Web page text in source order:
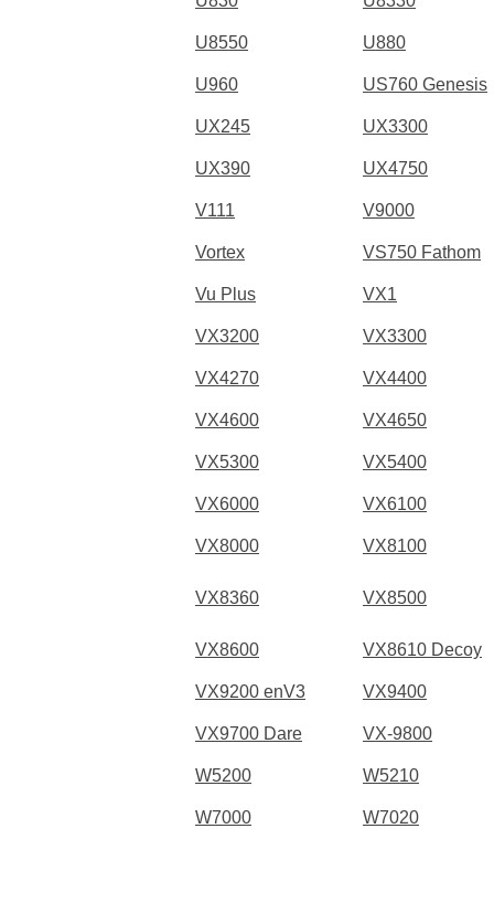
U8550 U880
U960 US760 Genesis
UX245 UX3300
UX390 UX4750
V111 V9000
Vortex VS750 Fathom
Vu Plus VX1
VX3200 VX3300
VX4270 VX4400
VX4600 VX4650
VX5300 VX5400
VX6000 VX6100
VX8000 VX8100
VX8360 VX8500
VX8600 VX8610 Decoy
VX9200 enV3 VX9400
VX9700 Dare VX-9800
W5200 W5210
W7000 W7020